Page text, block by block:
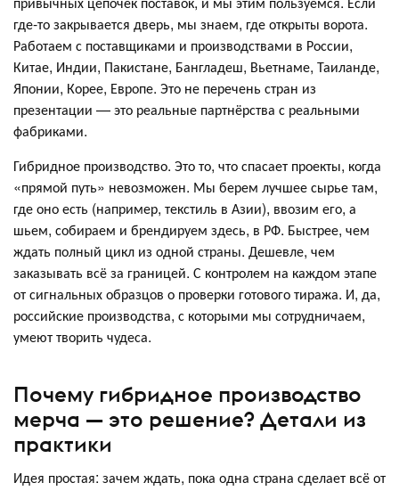
где-то закрывается дверь, мы знаем, где открыты ворота.
Работаем с поставщиками и производствами в России,
Китае, Индии, Пакистане, Бангладеш, Вьетнаме, Таиланде,
Японии, Корее, Европе. Это не перечень стран из
презентации — это реальные партнёрства с реальными
фабриками.
Гибридное производство. Это то, что спасает проекты, когда
«прямой путь» невозможен. Мы берем лучшее сырье там,
где оно есть (например, текстиль в Азии), ввозим его, а
шьем, собираем и брендируем здесь, в РФ. Быстрее, чем
ждать полный цикл из одной страны. Дешевле, чем
заказывать всё за границей. С контролем на каждом этапе
от сигнальных образцов о проверки готового тиража. И, да,
российские производства, с которыми мы сотрудничаем,
умеют творить чудеса.
Почему гибридное производство
мерча — это решение? Детали из
практики
Идея простая: зачем ждать, пока одна страна сделает всё от